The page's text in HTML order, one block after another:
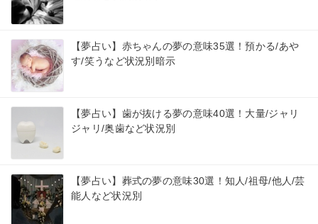
【夢占い】赤ちゃんの夢の意味35選！預かる/あや
す/笑うなど状況別暗示
【夢占い】歯が抜ける夢の意味40選！大量/ジャリ
ジャリ/奥歯など状況別
【夢占い】葬式の夢の意味30選！知人/祖母/他人/芸
能人など状況別